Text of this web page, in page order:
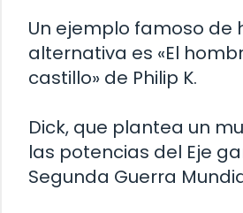
Un ejemplo famoso de
alternativa es «El
castillo» de Philip K.
Dick, que plantea un
las potencias del Eje
Segunda Guerra